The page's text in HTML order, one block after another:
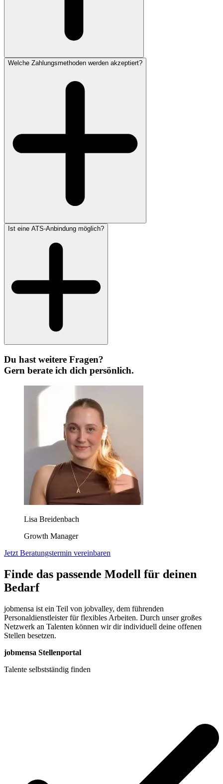
Welche Zahlungsmethoden werden akzeptiert?
Ist eine ATS-Anbindung möglich?
Du hast weitere Fragen?
Gern berate ich dich persönlich.
Lisa Breidenbach
Growth Manager
Jetzt Beratungstermin vereinbaren
Finde das passende Modell für deinen
Bedarf
jobmensa ist ein Teil von jobvalley, dem führenden
Personaldienstleister für flexibles Arbeiten. Durch unser großes
Netzwerk an Talenten können wir dir individuell deine offenen
Stellen besetzen.
jobmensa Stellenportal
Talente selbstständig finden